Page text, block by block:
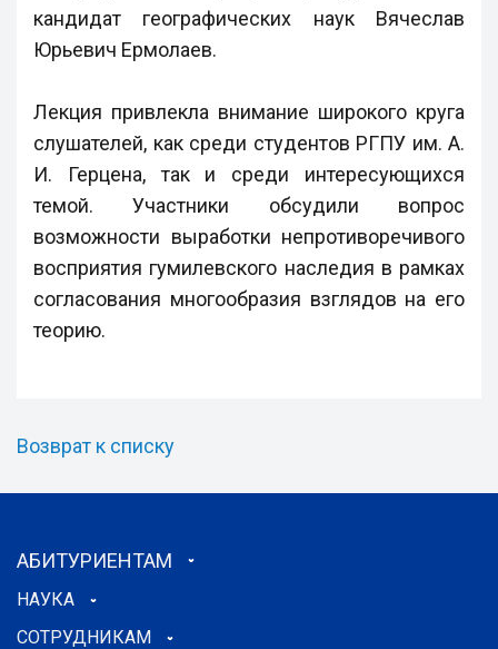
кандидат географических наук Вячеслав
Юрьевич Ермолаев.
Лекция привлекла внимание широкого круга
слушателей, как среди студентов РГПУ им. А.
И. Герцена, так и среди интересующихся
темой. Участники обсудили вопрос
возможности выработки непротиворечивого
восприятия гумилевского наследия в рамках
согласования многообразия взглядов на его
теорию.
Возврат к списку
АБИТУРИЕНТАМ
НАУКА
СОТРУДНИКАМ